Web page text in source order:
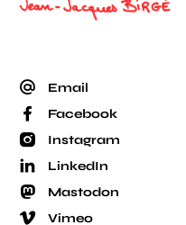
Email
Facebook
Instagram
LinkedIn
Mastodon
Vimeo